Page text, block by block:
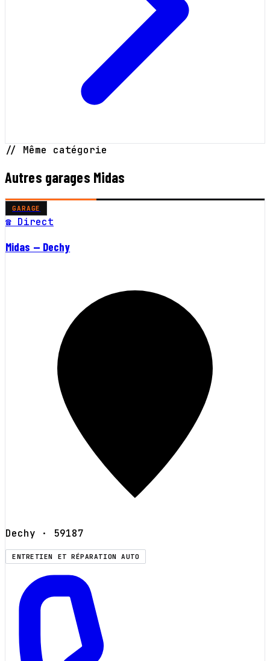
// Même catégorie
Autres garages Midas
GARAGE
☎ Direct
Midas — Dechy
Dechy · 59187
ENTRETIEN ET RÉPARATION AUTO